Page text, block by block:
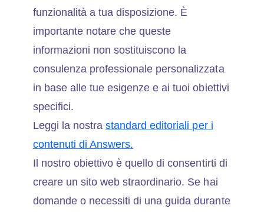
funzionalità a tua disposizione. È
importante notare che queste
informazioni non sostituiscono la
consulenza professionale personalizzata
in base alle tue esigenze e ai tuoi obiettivi
specifici.
Leggi la nostra standard editoriali per i
contenuti di Answers.
Il nostro obiettivo è quello di consentirti di
creare un sito web straordinario. Se hai
domande o necessiti di una guida durante